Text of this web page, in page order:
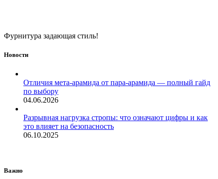
Фурнитура задающая стиль!
Новости
Отличия мета-арамида от пара-арамида — полный гайд
по выбору
04.06.2026
Разрывная нагрузка стропы: что означают цифры и как
это влияет на безопасность
06.10.2025
Важно